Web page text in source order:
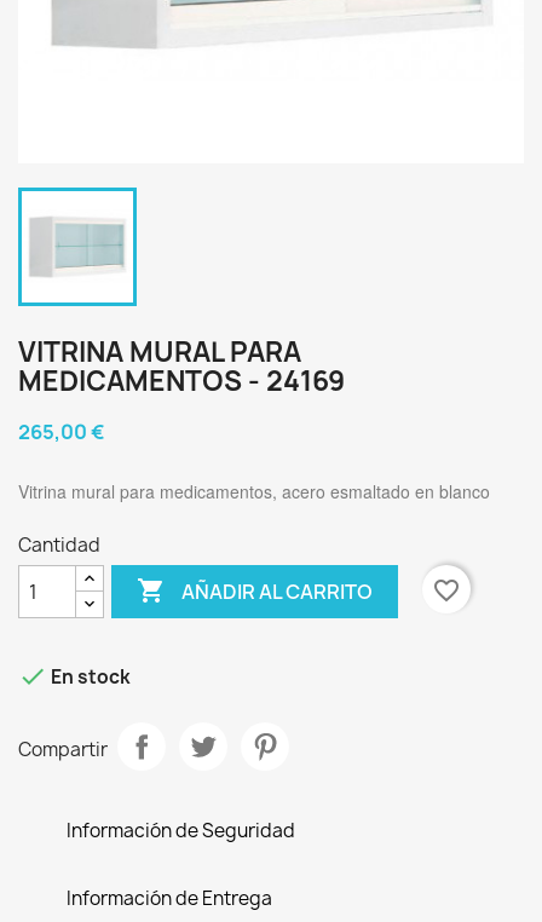
VITRINA MURAL PARA
MEDICAMENTOS - 24169
265,00 €
Vitrina mural para medicamentos, acero esmaltado en blanco
Cantidad
 AÑADIR AL CARRITO favorite_border
 En stock
Compartir
Información de Seguridad
Información de Entrega